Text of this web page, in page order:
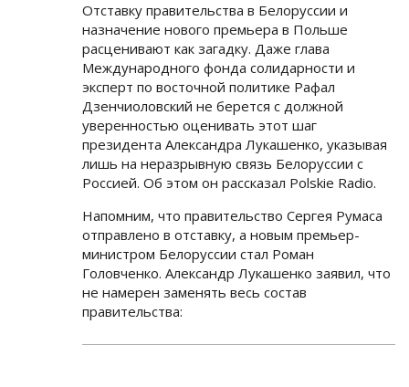
Отставку правительства в Белоруссии и
назначение нового премьера в Польше
расценивают как загадку. Даже глава
Международного фонда солидарности и
эксперт по восточной политике Рафал
Дзенчиоловский не берется с должной
уверенностью оценивать этот шаг
президента Александра Лукашенко, указывая
лишь на неразрывную связь Белоруссии с
Россией. Об этом он рассказал Polskie Radio.
Напомним, что правительство Сергея Румаса
отправлено в отставку, а новым премьер-
министром Белоруссии стал Роман
Головченко. Александр Лукашенко заявил, что
не намерен заменять весь состав
правительства: